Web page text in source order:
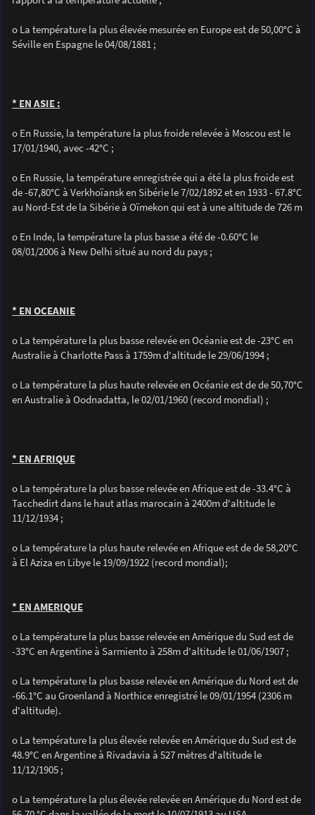
o La température la plus élevée mesurée en Europe est de 50,00°C à
Séville en Espagne le 04/08/1881 ;
* EN ASIE :
o En Russie, la température la plus froide relevée à Moscou est le
17/01/1940, avec -42°C ;
o En Russie, la température enregistrée qui a été la plus froide est
de -67,80°C à Verkhoïansk en Sibérie le 7/02/1892 et en 1933 - 67.8°C
au Nord-Est de la Sibérie à Oïmekon qui est à une altitude de 726 m
o En Inde, la température la plus basse a été de -0.60°C le
08/01/2006 à New Delhi situé au nord du pays ;
* EN OCEANIE
o La température la plus basse relevée en Océanie est de -23°C en
Australie à Charlotte Pass à 1759m d'altitude le 29/06/1994 ;
o La température la plus haute relevée en Océanie est de de 50,70°C
en Australie à Oodnadatta, le 02/01/1960 (record mondial) ;
* EN AFRIQUE
o La température la plus basse relevée en Afrique est de -33.4°C à
Tacchedirt dans le haut atlas marocain à 2400m d'altitude le
11/12/1934 ;
o La température la plus haute relevée en Afrique est de de 58,20°C
à El Aziza en Libye le 19/09/1922 (record mondial);
* EN AMERIQUE
o La température la plus basse relevée en Amérique du Sud est de
-33°C en Argentine à Sarmiento à 258m d'altitude le 01/06/1907 ;
o La température la plus basse relevée en Amérique du Nord est de
-66.1°C au Groenland à Northice enregistré le 09/01/1954 (2306 m
d'altitude).
o La température la plus élevée relevée en Amérique du Sud est de
48.9°C en Argentine à Rivadavia à 527 mètres d'altitude le
11/12/1905 ;
o La température la plus élevée relevée en Amérique du Nord est de